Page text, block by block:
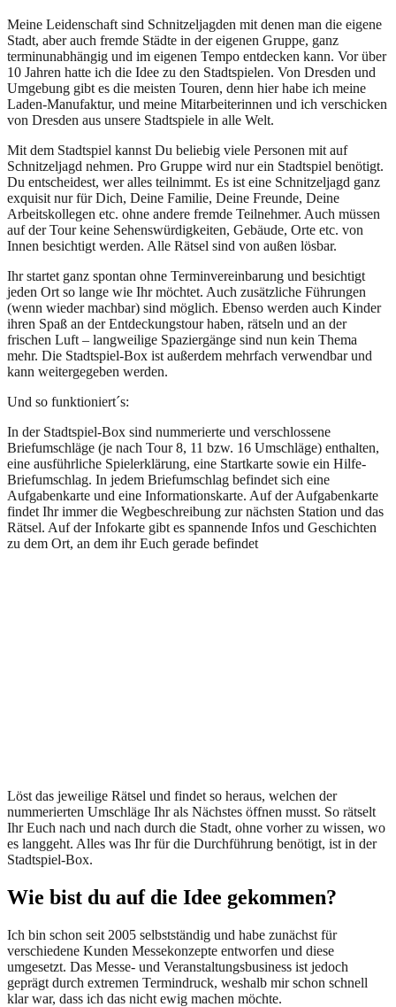
Meine Leidenschaft sind Schnitzeljagden mit denen man die eigene
Stadt, aber auch fremde Städte in der eigenen Gruppe, ganz
terminunabhängig und im eigenen Tempo entdecken kann. Vor über
10 Jahren hatte ich die Idee zu den Stadtspielen. Von Dresden und
Umgebung gibt es die meisten Touren, denn hier habe ich meine
Laden-Manufaktur, und meine Mitarbeiterinnen und ich verschicken
von Dresden aus unsere Stadtspiele in alle Welt.
Mit dem Stadtspiel kannst Du beliebig viele Personen mit auf
Schnitzeljagd nehmen. Pro Gruppe wird nur ein Stadtspiel benötigt.
Du entscheidest, wer alles teilnimmt. Es ist eine Schnitzeljagd ganz
exquisit nur für Dich, Deine Familie, Deine Freunde, Deine
Arbeitskollegen etc. ohne andere fremde Teilnehmer. Auch müssen
auf der Tour keine Sehenswürdigkeiten, Gebäude, Orte etc. von
Innen besichtigt werden. Alle Rätsel sind von außen lösbar.
Ihr startet ganz spontan ohne Terminvereinbarung und besichtigt
jeden Ort so lange wie Ihr möchtet. Auch zusätzliche Führungen
(wenn wieder machbar) sind möglich. Ebenso werden auch Kinder
ihren Spaß an der Entdeckungstour haben, rätseln und an der
frischen Luft – langweilige Spaziergänge sind nun kein Thema
mehr. Die Stadtspiel-Box ist außerdem mehrfach verwendbar und
kann weitergegeben werden.
Und so funktioniert´s:
In der Stadtspiel-Box sind nummerierte und verschlossene
Briefumschläge (je nach Tour 8, 11 bzw. 16 Umschläge) enthalten,
eine ausführliche Spielerklärung, eine Startkarte sowie ein Hilfe-
Briefumschlag. In jedem Briefumschlag befindet sich eine
Aufgabenkarte und eine Informationskarte. Auf der Aufgabenkarte
findet Ihr immer die Wegbeschreibung zur nächsten Station und das
Rätsel. Auf der Infokarte gibt es spannende Infos und Geschichten
zu dem Ort, an dem ihr Euch gerade befindet
Löst das jeweilige Rätsel und findet so heraus, welchen der
nummerierten Umschläge Ihr als Nächstes öffnen musst. So rätselt
Ihr Euch nach und nach durch die Stadt, ohne vorher zu wissen, wo
es langgeht. Alles was Ihr für die Durchführung benötigt, ist in der
Stadtspiel-Box.
Wie bist du auf die Idee gekommen?
Ich bin schon seit 2005 selbstständig und habe zunächst für
verschiedene Kunden Messekonzepte entworfen und diese
umgesetzt. Das Messe- und Veranstaltungsbusiness ist jedoch
geprägt durch extremen Termindruck, weshalb mir schon schnell
klar war, dass ich das nicht ewig machen möchte.